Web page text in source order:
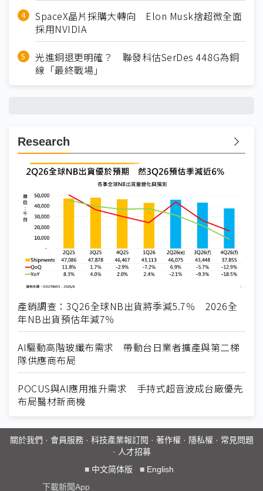
SpaceX晶片採購大轉向 Elon Musk捨超微全面
採用NVIDIA
光進銅退更明確？ 聯發科估SerDes 448G為銅
線「最終戰場」
Research
產銷調查：3Q26全球NB出貨將季減5.7％ 2026全
年NB出貨預估年減7％
AI驅動高階玻纖布需求 帶動台日業者擴產與第二梯
隊供應商布局
POCUS與AI應用推升需求 手持式超音波成台廠優先
布局醫材新商機
關於我們 · 會員服務· 科技產業報訂閱 · 著作權· 隱私權· 常見問題
· 人才招募
■ 中文简体版 ■ English
下載新聞App